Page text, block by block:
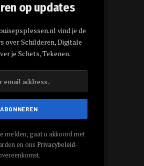
op updates
vind je de
over Schilderen, Digitale
je Schets, Tekenen.
melden, gaat u akkoord met
en ons Privacybeleid-